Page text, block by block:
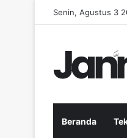
Senin, Agustus 3
Beranda